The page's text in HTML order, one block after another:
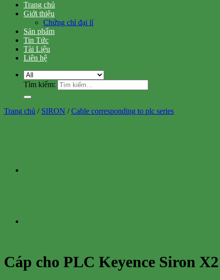
Trang chủ
Giới thiệu
Chứng chỉ đại lí
Sản phẩm
Tin Tức
Tài Liệu
Liên hệ
Tìm kiếm:
Trang chủ / SIRON / Cable corresponding to plc series
Cáp cho PLC Keyence Siron